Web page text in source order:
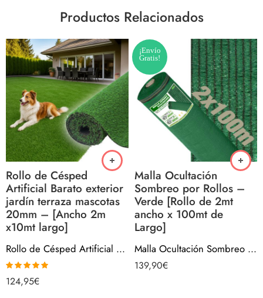
Productos Relacionados
Rollo de Césped
Artificial Barato exterior
jardín terraza mascotas
20mm – [Ancho 2m
x10mt largo]
Rollo de Césped Artificial Barato exterior jardín terraza mascotas 20mm – [Ancho 2m x10mt largo]
Valorado con
5.00de 5
124,95€
¡Envío
Gratis!
Malla Ocultación
Sombreo por Rollos –
Verde [Rollo de 2mt
ancho x 100mt de
Largo]
Malla Ocultación Sombreo por Rollos – Verde [Rollo de 2mt ancho x 100mt de Largo]
139,90€